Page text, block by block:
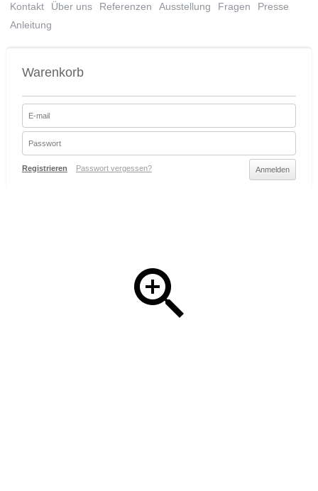
Kontakt Über uns Referenzen Ausstellung Fragen
Presse
Anleitung
Warenkorb
Registrieren Passwort vergessen?